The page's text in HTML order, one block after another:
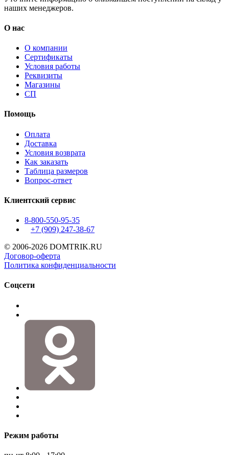
наших менеджеров.
О нас
О компании
Сертификаты
Условия работы
Реквизиты
Магазины
СП
Помощь
Оплата
Доставка
Условия возврата
Как заказать
Таблица размеров
Вопрос-ответ
Клиентский сервис
8-800-550-95-35
+7 (909) 247-38-67
© 2006-2026 DOMTRIK.RU
Договор-оферта
Политика конфиденциальности
Соцсети
Режим работы